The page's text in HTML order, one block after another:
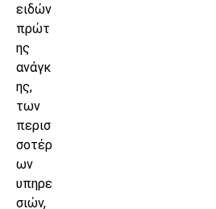
ειδών
πρώτ
ης
ανάγκ
ης,
των
περισ
σοτέρ
ων
υπηρε
σιών,